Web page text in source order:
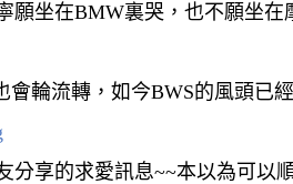
願坐在BMW裏哭，也不願坐在
會輪流轉，如今BWS的風頭已
分享的求愛訊息~~本以為可以